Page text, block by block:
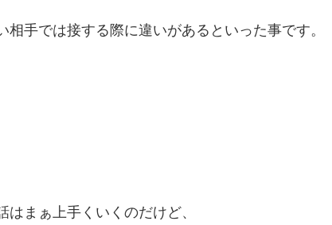
手では接する際に違いがあるといった事です。
まぁ上手くいくのだけど、